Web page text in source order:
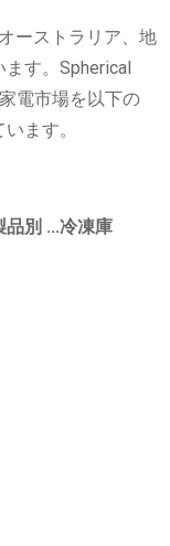
ーストラリア、地
す。Spherical
電市場を以下の
ます。
別 ...冷凍庫